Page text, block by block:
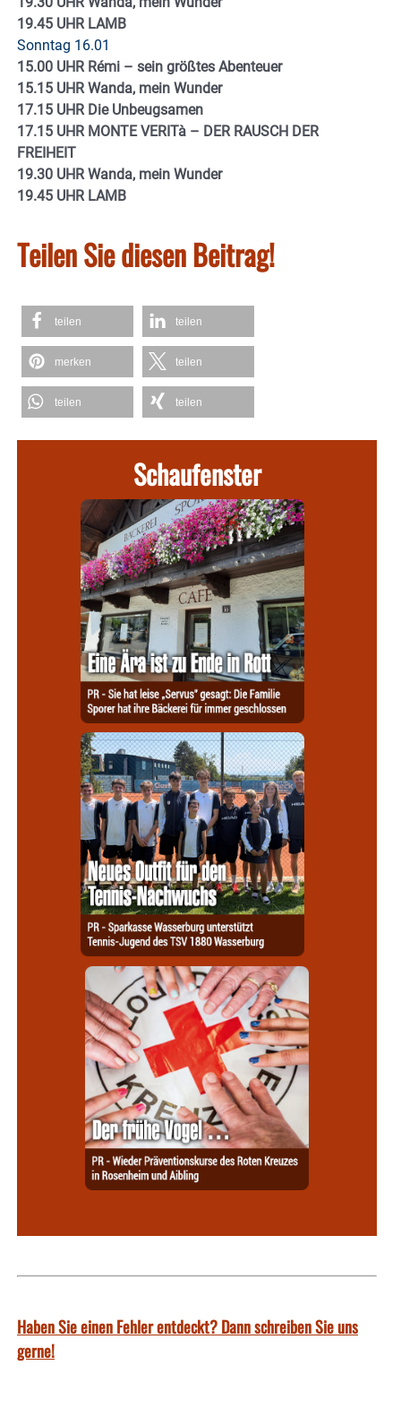
19.45 UHR LAMB
Sonntag 16.01
15.00 UHR Rémi – sein größtes Abenteuer
15.15 UHR Wanda, mein Wunder
17.15 UHR Die Unbeugsamen
17.15 UHR MONTE VERITà – DER RAUSCH DER
FREIHEIT
19.30 UHR Wanda, mein Wunder
19.45 UHR LAMB
Teilen Sie diesen Beitrag!
teilen teilen
merken teilen
teilen teilen
Schaufenster
Haben Sie einen Fehler entdeckt? Dann schreiben Sie uns
gerne!